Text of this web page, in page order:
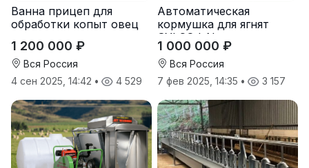
Ванна прицеп для
обработки копыт овец
1 200 000 ₽
Вся Россия
4 сен 2025, 14:42 • 4 529
Автоматическая
кормушка для ягнят
SYLCO I-Nurs
1 000 000 ₽
Вся Россия
7 фев 2025, 14:35 • 3 157